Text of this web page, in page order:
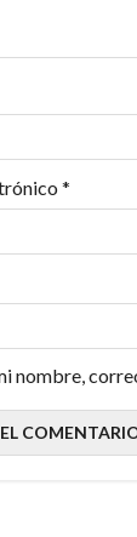
*
nombre,